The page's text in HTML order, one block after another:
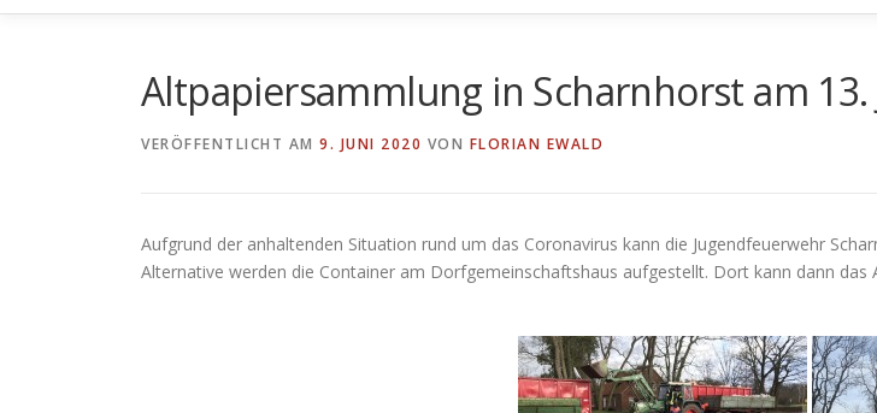
Altpapiersammlung in Scharnhorst am 13.
VERÖFFENTLICHT AM 9. JUNI 2020 VON FLORIAN EWALD
Aufgrund der anhaltenden Situation rund um das Coronavirus kann die Jugendfeuerwehr
Alternative werden die Container am Dorfgemeinschaftshaus aufgestellt. Dort kann dann das